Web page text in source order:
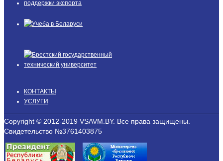
КОНТАКТЫ
УСЛУГИ
Copyright © 2012-2019 VSAVM.BY. Все права защищены.
Свидетельство №3761403875